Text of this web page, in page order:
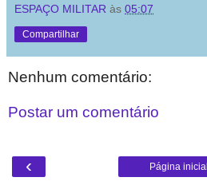
ESPAÇO MILITAR às 05:07
Compartilhar
Nenhum comentário:
Postar um comentário
‹ Página inicial